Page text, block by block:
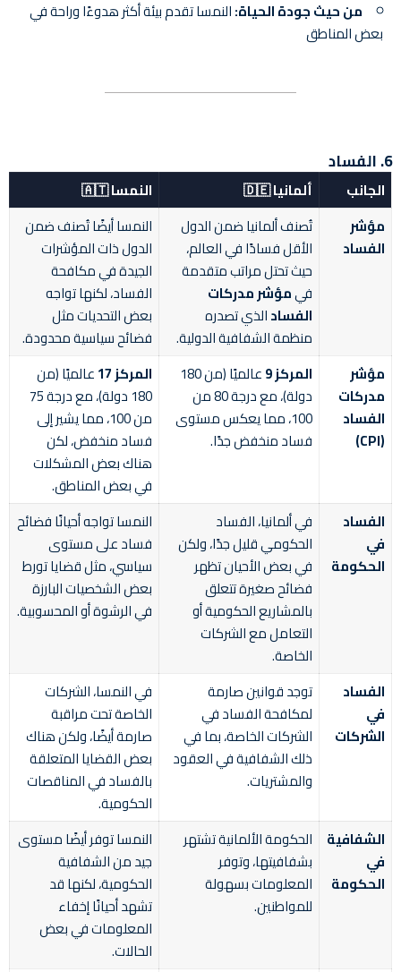
من حيث جودة الحياة:النمسا تقدم بيئة أكثر هدوءًا وراحة في
بعض المناطق
6. الفساد
الجانب ألمانيا 🇩🇪
النمسا 🇦🇹
مؤشر
الفساد
تُصنف ألمانيا ضمن الدول
الأقل فسادًا في العالم،
حيث تحتل مراتب متقدمة
فيمؤشر مدركات
الفسادالذي تصدره
منظمة الشفافية الدولية.
النمسا أيضًا تُصنف ضمن
الدول ذات المؤشرات
الجيدة في مكافحة
الفساد، لكنها تواجه
بعض التحديات مثل
فضائح سياسية محدودة.
مؤشر
مدركات
الفساد
(CPI)
المركز 9
عالميًا (من 180
دولة)، مع درجة 80 من
100، مما يعكس مستوى
فساد منخفض جدًا.
المركز 17
عالميًا (من
180 دولة)، مع درجة 75
من 100، مما يشير إلى
فساد منخفض، لكن
هناك بعض المشكلات
في بعض المناطق.
الفساد
في
الحكومة
في ألمانيا، الفساد
الحكومي قليل جدًا، ولكن
في بعض الأحيان تظهر
فضائح صغيرة تتعلق
بالمشاريع الحكومية أو
التعامل مع الشركات
الخاصة.
النمسا تواجه أحيانًا فضائح
فساد على مستوى
سياسي، مثل قضايا تورط
بعض الشخصيات البارزة
في الرشوة أو المحسوبية.
الفساد
في
الشركات
توجد قوانين صارمة
لمكافحة الفساد في
الشركات الخاصة، بما في
ذلك الشفافية في العقود
والمشتريات.
في النمسا، الشركات
الخاصة تحت مراقبة
صارمة أيضًا، ولكن هناك
بعض القضايا المتعلقة
بالفساد في المناقصات
الحكومية.
الشفافية
في
الحكومة
الحكومة الألمانية تشتهر
بشفافيتها، وتوفر
المعلومات بسهولة
للمواطنين.
النمسا توفر أيضًا مستوى
جيد من الشفافية
الحكومية، لكنها قد
تشهد أحيانًا إخفاء
المعلومات في بعض
الحالات.